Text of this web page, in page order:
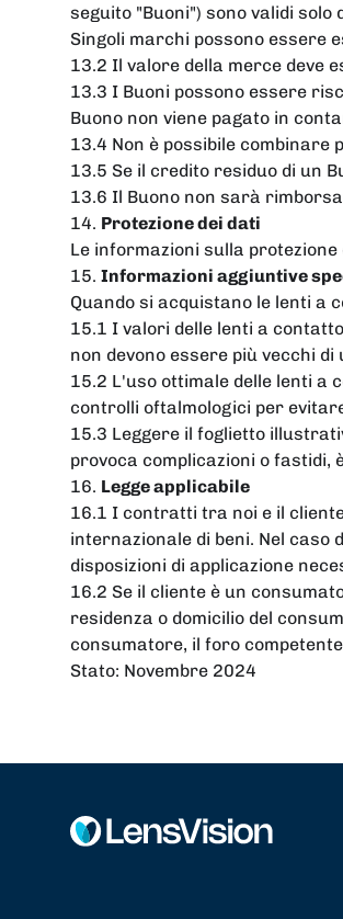
seguito "Buoni") sono validi
Singoli marchi possono essere
13.2 Il valore della merce deve
13.3 I Buoni possono essere
Buono non viene pagato in
13.4 Non è possibile combinare
13.5 Se il credito residuo di un
13.6 Il Buono non sarà
14. Protezione dei dati
Le informazioni sulla
15. Informazioni aggiuntive
Quando si acquistano le lenti a
15.1 I valori delle lenti a
non devono essere più vecchi di
15.2 L'uso ottimale delle lenti a
controlli oftalmologici per
15.3 Leggere il foglietto
provoca complicazioni o fastidi,
16. Legge applicabile
16.1 I contratti tra noi e il
internazionale di beni. Nel caso
disposizioni di applicazione
16.2 Se il cliente è un
residenza o domicilio del
consumatore, il foro
Stato: Novembre 2024